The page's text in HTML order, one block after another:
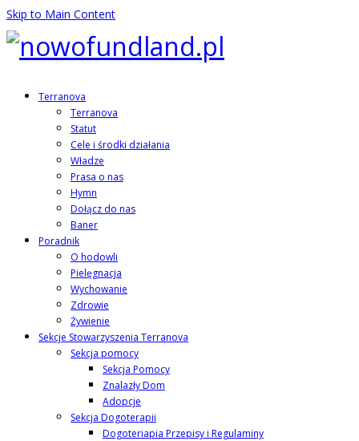
Skip to Main Content
Terranova
Terranova
Statut
Cele i środki działania
Władze
Prasa o nas
Hymn
Dołącz do nas
Baner
Poradnik
O hodowli
Pielęgnacja
Wychowanie
Zdrowie
Żywienie
Sekcje Stowarzyszenia Terranova
Sekcja pomocy
Sekcja Pomocy
Znalazły Dom
Adopcje
Sekcja Dogoterapii
Dogoteriapia Przepisy i Regulaminy